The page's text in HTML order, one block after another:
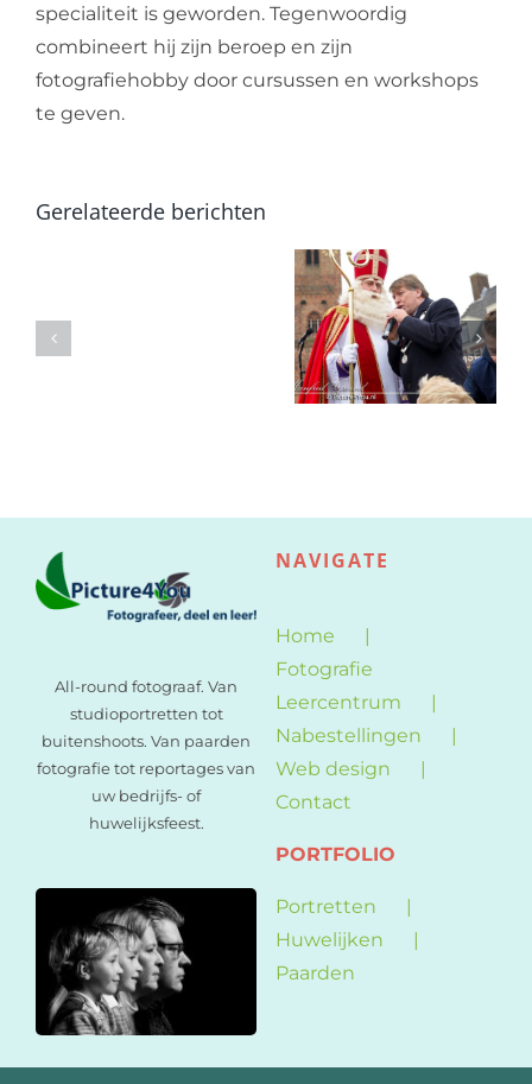
specialiteit is geworden. Tegenwoordig
combineert hij zijn beroep en zijn
fotografiehobby door cursussen en workshops
te geven.
Gerelateerde berichten
Foto’s
Sinterklaasintocht
(Westland):
All-round fotograaf. Van
studioportretten tot
buitenshoots. Van paarden
fotografie tot reportages van
uw bedrijfs- of
huwelijksfeest.
NAVIGATE
Home
Fotografie
Leercentrum
Nabestellingen
Web design
Contact
PORTFOLIO
Portretten
Huwelijken
Paarden